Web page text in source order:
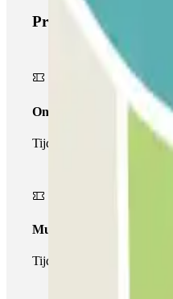
Producten van
Onepass
Tijdens je verblijf kun je de
Multiparking pass
Tijdens uw verblijf kunt u